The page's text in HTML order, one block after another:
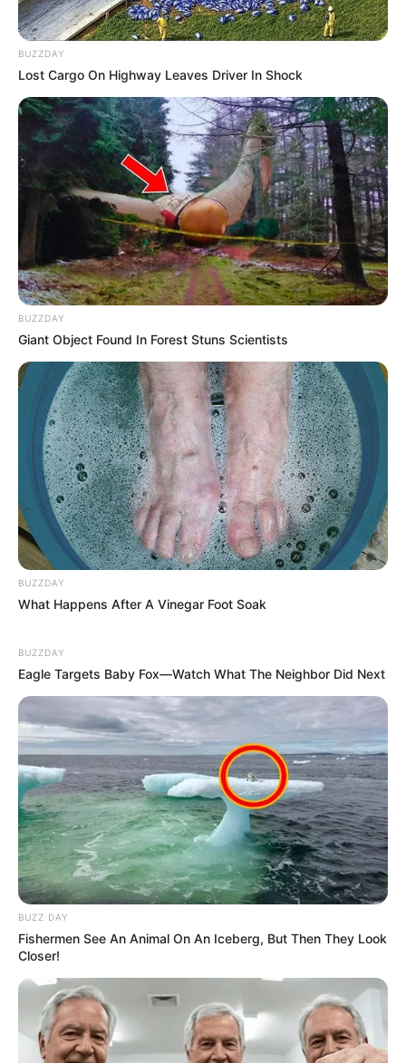
BUZZDAY
Lost Cargo On Highway Leaves Driver In Shock
BUZZDAY
Giant Object Found In Forest Stuns Scientists
BUZZDAY
What Happens After A Vinegar Foot Soak
BUZZDAY
Eagle Targets Baby Fox—Watch What The Neighbor Did Next
BUZZ DAY
Fishermen See An Animal On An Iceberg, But Then They Look
Closer!